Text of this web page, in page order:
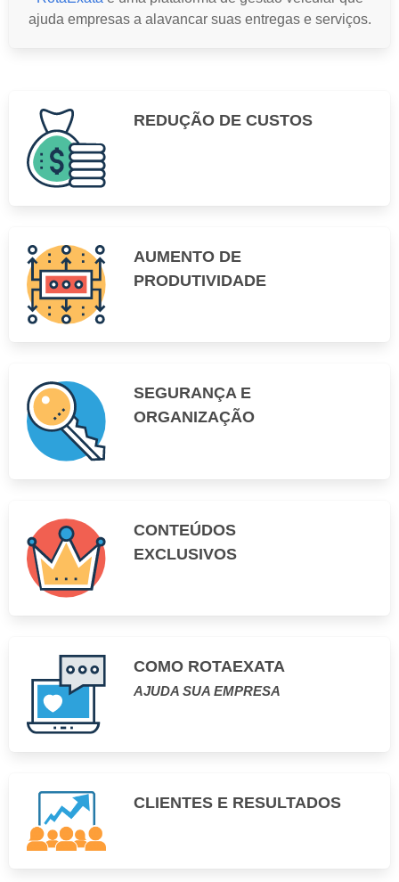
ajuda empresas a alavancar suas entregas e serviços.
REDUÇÃO DE CUSTOS
AUMENTO DE
PRODUTIVIDADE
SEGURANÇA E
ORGANIZAÇÃO
CONTEÚDOS
EXCLUSIVOS
COMO ROTAEXATA
AJUDA SUA EMPRESA
CLIENTES E RESULTADOS